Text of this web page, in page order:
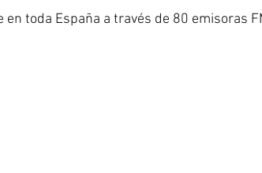
toda España a través de 80 emisoras